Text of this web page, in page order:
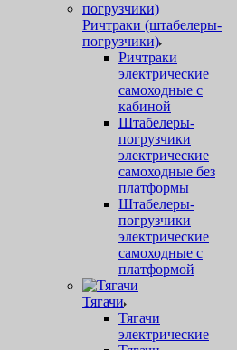
Ричтраки (штабелеры-
погрузчики)
Ричтраки
электрические
самоходные с
кабиной
Штабелеры-
погрузчики
электрические
самоходные без
платформы
Штабелеры-
погрузчики
электрические
самоходные с
платформой
Тягачи
Тягачи
электрические